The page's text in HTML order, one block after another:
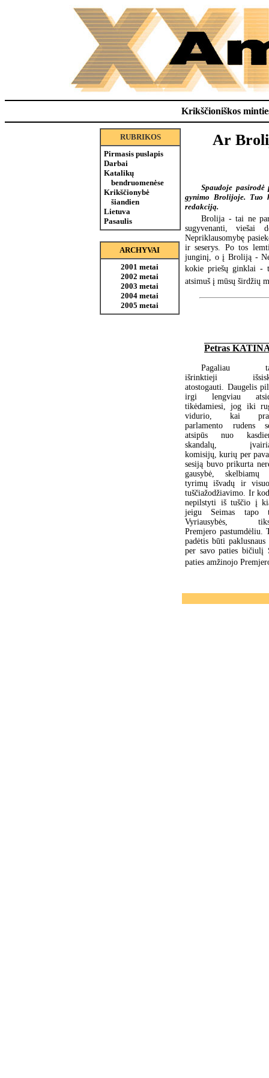
Krikščioniškos
RUBRIKOS
Pirmasis puslapis
Darbai
Katalikų
bendruomenėse
Krikščionybė
šiandien
Lietuva
Pasaulis
ARCHYVAI
2001 metai
2002 metai
2003 metai
2004 metai
2005 metai
Ar
Spaudoje pasirodė
gynimo Brolijoje. Tuo
redakciją.
Brolija - tai ne
sugyvenanti, viešai
Nepriklausomybę
ir seserys. Po tos
junginį, o į Broliją -
kokie priešų ginklai -
atsimuš į mūsų širdžių
Petras
Pagaliau
išrinktieji
atostogauti. Daugelis
irgi lengviau
tikėdamiesi, jog iki
vidurio, kai
parlamento rudens
atsipūs nuo
skandalų,
komisijų, kurių per
sesiją buvo prikurta
gausybė, skelbiamų
tyrimų išvadų ir
tuščiažodžiavimo. Ir
nepilstyti iš tuščio į
jeigu Seimas tapo
Vyriausybės,
Premjero pastumdėliu.
padėtis būti
per savo paties bičiulį
paties amžinojo